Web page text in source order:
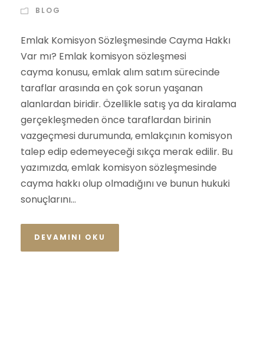
BLOG
Emlak Komisyon Sözleşmesinde Cayma Hakkı
Var mı? Emlak komisyon sözleşmesi
cayma konusu, emlak alım satım sürecinde
taraflar arasında en çok sorun yaşanan
alanlardan biridir. Özellikle satış ya da kiralama
gerçekleşmeden önce taraflardan birinin
vazgeçmesi durumunda, emlakçının komisyon
talep edip edemeyeceği sıkça merak edilir. Bu
yazımızda, emlak komisyon sözleşmesinde
cayma hakkı olup olmadığını ve bunun hukuki
sonuçlarını...
DEVAMINI OKU